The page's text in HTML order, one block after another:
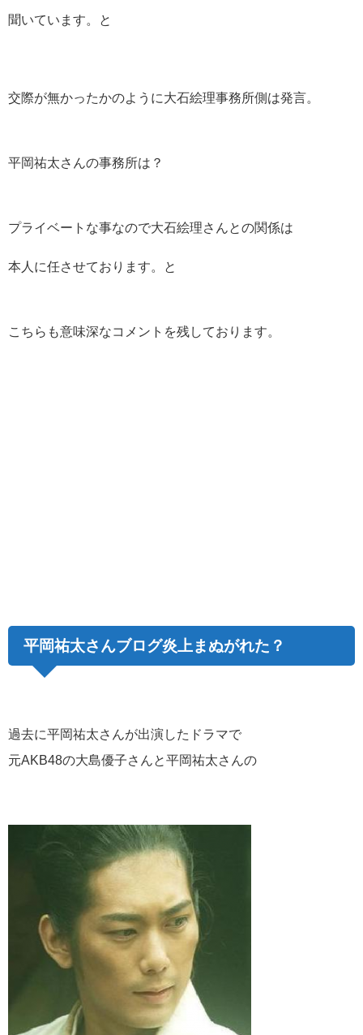
聞いています。と
交際が無かったかのように大石絵理事務所側は発言。
平岡祐太さんの事務所は？
プライベートな事なので大石絵理さんとの関係は
本人に任させております。と
こちらも意味深なコメントを残しております。
平岡祐太さんブログ炎上まぬがれた？
過去に平岡祐太さんが出演したドラマで
元AKB48の大島優子さんと平岡祐太さんの